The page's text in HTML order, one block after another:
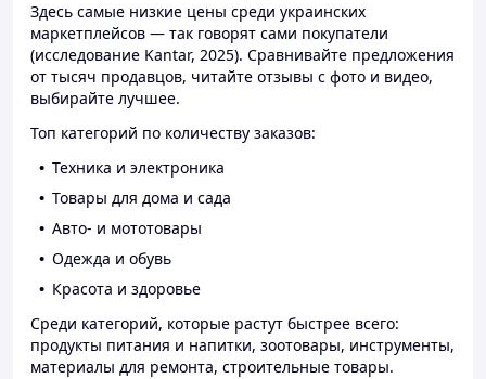
Здесь самые низкие цены среди украинских
маркетплейсов — так говорят сами покупатели
(исследование Kantar, 2025). Сравнивайте предложения
от тысяч продавцов, читайте отзывы с фото и видео,
выбирайте лучшее.
Топ категорий по количеству заказов:
Техника и электроника
Товары для дома и сада
Авто- и мототовары
Одежда и обувь
Красота и здоровье
Среди категорий, которые растут быстрее всего:
продукты питания и напитки, зоотовары, инструменты,
материалы для ремонта, строительные товары.